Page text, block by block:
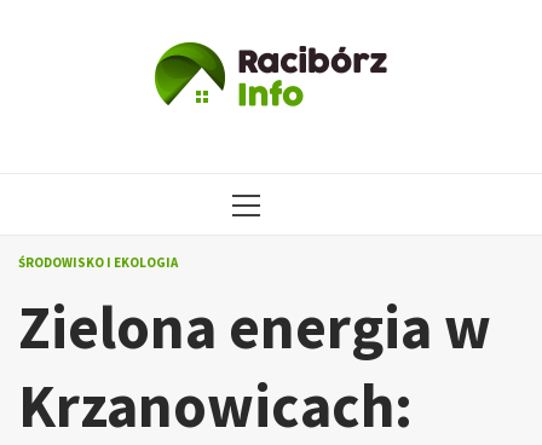
MENU
ŚRODOWISKO I EKOLOGIA
Zielona energia w
Krzanowicach: